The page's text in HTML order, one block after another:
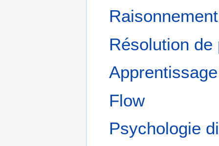
Raisonnement
Résolution de
Flow
Psychologie